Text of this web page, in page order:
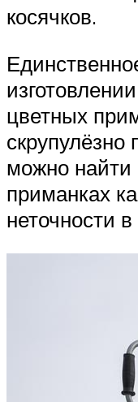
косячков.
цветных
скрупулёзно
можно найти
приманках
неточности